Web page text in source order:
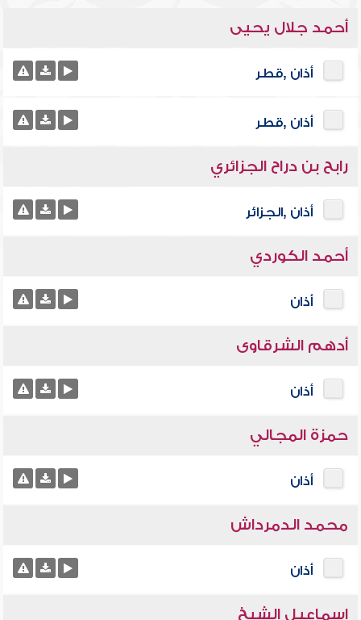
أحمد جلال يحيى
أذان ,قطر
أذان ,قطر
رابح بن دراح الجزائري
أذان ,الجزائر
أحمد الكوردي
أذان
أدهم الشرقاوى
أذان
حمزة المجالي
أذان
محمد الدمرداش
أذان
إسماعيل الشيخ